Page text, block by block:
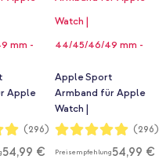
Apple
mm -(296)
54,99 €
Apple Sport
Armband für Apple
Watch |
44/45/46/49 mm -
Midnight
Bewertung:
99%
(296)
Preisempfehlung54,99 €